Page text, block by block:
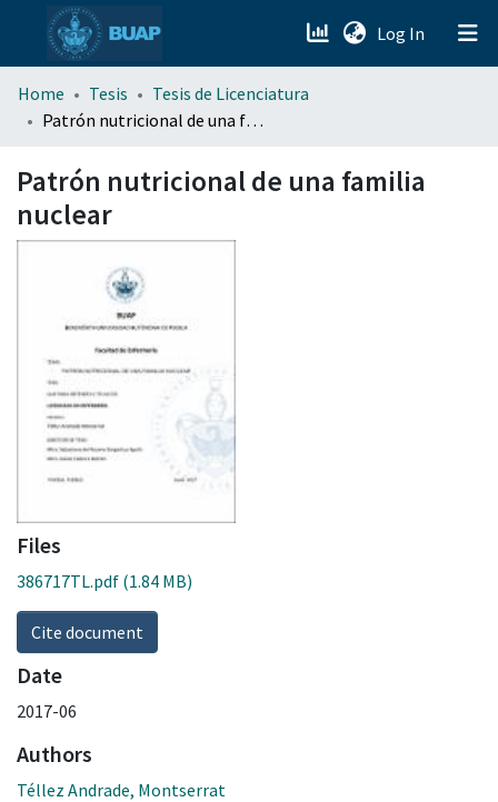
Log In (current)
menu.section.about_menu
Home Tesis
Tesis de Licenciatura
Patrón nutricional de una familia nuclear
Patrón nutricional de una familia
nuclear
Files
386717TL.pdf (1.84 MB)
Cite document
Date
2017-06
Authors
Téllez Andrade, Montserrat